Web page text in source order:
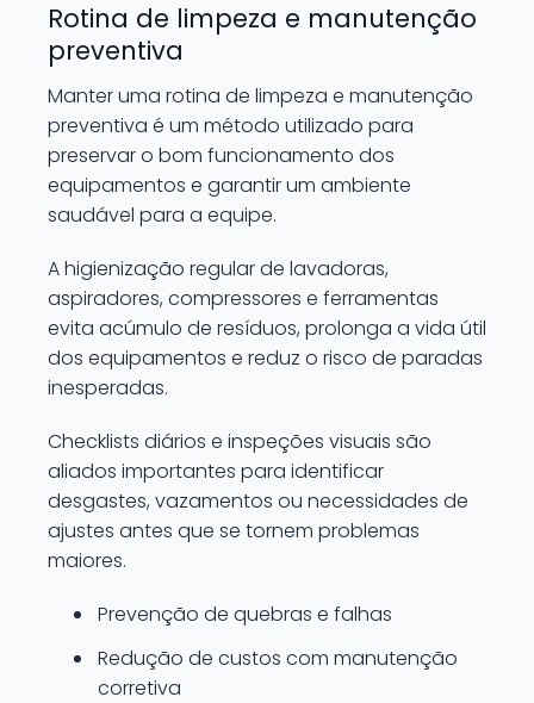
Rotina de limpeza e manutenção
preventiva
Manter uma rotina de limpeza e manutenção
preventiva é um método utilizado para
preservar o bom funcionamento dos
equipamentos e garantir um ambiente
saudável para a equipe.
A higienização regular de lavadoras,
aspiradores, compressores e ferramentas
evita acúmulo de resíduos, prolonga a vida útil
dos equipamentos e reduz o risco de paradas
inesperadas.
Checklists diários e inspeções visuais são
aliados importantes para identificar
desgastes, vazamentos ou necessidades de
ajustes antes que se tornem problemas
maiores.
Prevenção de quebras e falhas
Redução de custos com manutenção
corretiva